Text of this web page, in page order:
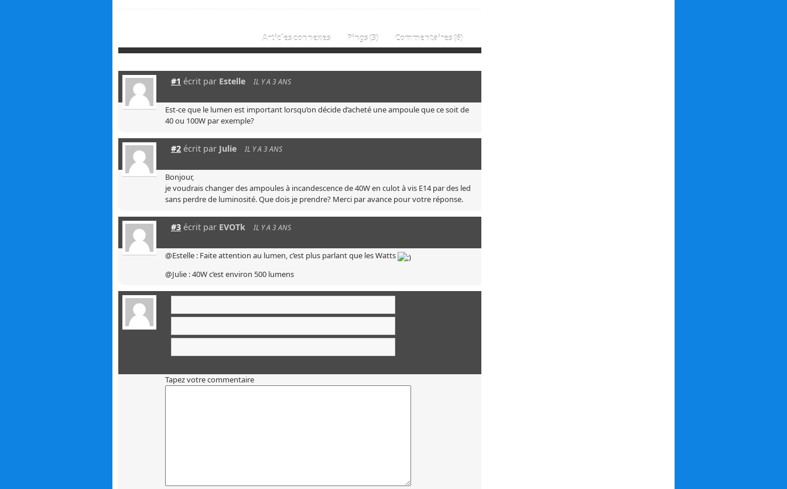
Commentaires (6)
Pings (3)
Articles connexes
#1 écrit par Estelle IL Y A 3 ANS
Est-ce que le lumen est important lorsqu’on décide d’acheté une ampoule que ce soit de
40 ou 100W par exemple?
#2 écrit par Julie IL Y A 3 ANS
Bonjour,
je voudrais changer des ampoules à incandescence de 40W en culot à vis E14 par des led
sans perdre de luminosité. Que dois je prendre? Merci par avance pour votre réponse.
#3 écrit par EVOTk IL Y A 3 ANS
@Estelle : Faite attention au lumen, c’est plus parlant que les Watts
@Julie : 40W c’est environ 500 lumens
Tapez votre commentaire